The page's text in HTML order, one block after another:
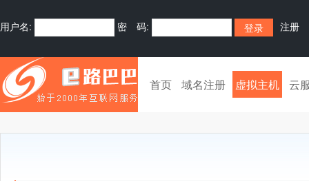
用户名: 密 码: 注册
首页 域名注册 虚拟主机 云